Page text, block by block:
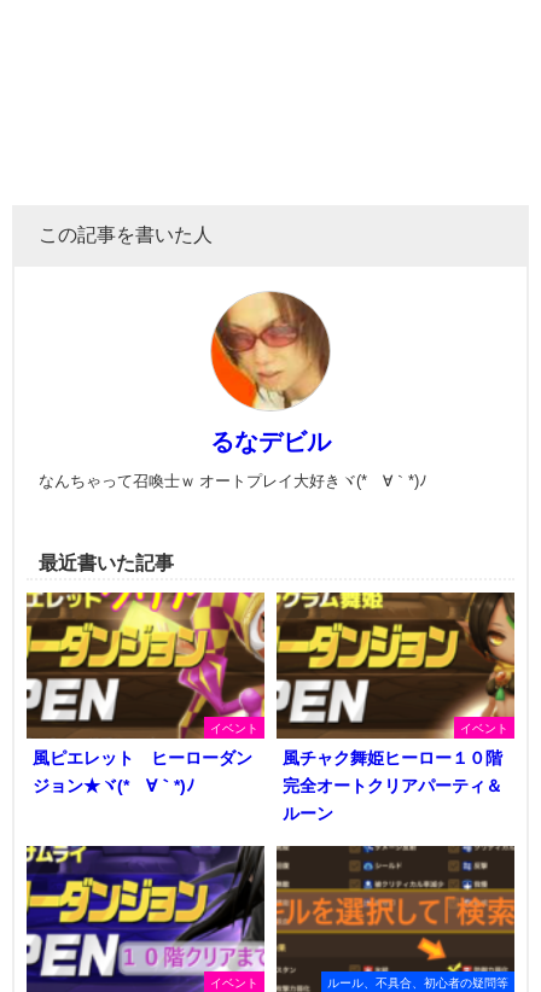
この記事を書いた人
るなデビル
なんちゃって召喚士ｗ オートプレイ大好きヾ(*´∀｀*)ﾉ
最近書いた記事
イベント
風ピエレット ヒーローダン
ジョン★ヾ(*´∀｀*)ﾉ
イベント
風チャク舞姫ヒーロー１０階
完全オートクリアパーティ＆
ルーン
イベント ルール、不具合、初心者の疑問等